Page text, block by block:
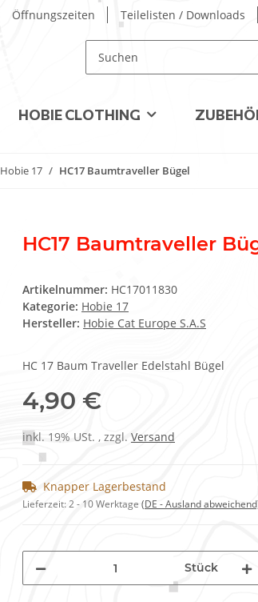
Öffnungszeiten Teilelisten / Downloads
HOBIE CLOTHING
Hobie 17 HC17 Baumtraveller Bügel
HC17 Baumtraveller
Artikelnummer: HC17011830
Kategorie: Hobie 17
Hersteller: Hobie Cat Europe S.A.S
HC 17 Baum Traveller Edelstahl Bügel
4,90 €
inkl. 19% USt. , zzgl. Versand
Knapper Lagerbestand
Lieferzeit:2 - 10 Werktage (DE - Ausland
Stück